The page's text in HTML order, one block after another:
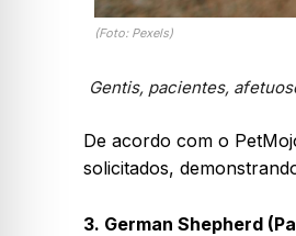
(Foto: Pexels)
Gentis, pacientes,
De acordo com o
solicitados,
3. German Shepherd